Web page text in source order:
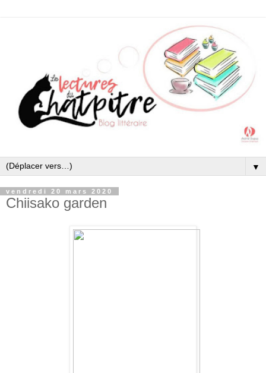
▼
vendredi 20 mars 2020
Chiisako garden